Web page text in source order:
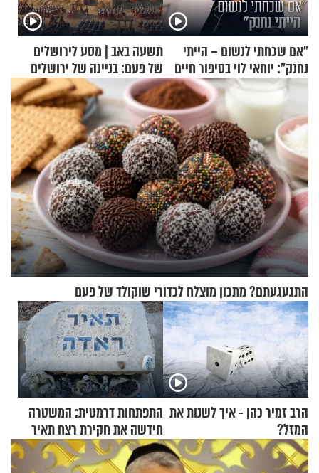
"אם שכחתי לנשום – הייתי
נחנק": יוחאי לוי בסיפור חיים
מעורר השראה
תשעה באב | מסע לירושלים
של פעם: בניינה של ירושלים
התגעגעתם? מתכון מוצלח לכדורי שוקולד של פעם
הרב זמיר כהן - איך לשנות את
המזל?
התפתחות דרמטית: המשטרה
חידשה את חקירת רצח תאיר
ראדה